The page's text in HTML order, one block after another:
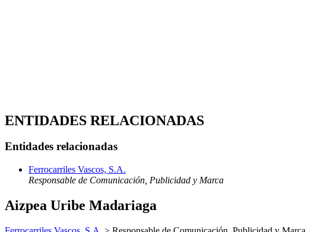
ENTIDADES RELACIONADAS
Entidades relacionadas
Ferrocarriles Vascos, S.A.
Responsable de Comunicación, Publicidad y Marca
Aizpea Uribe Madariaga